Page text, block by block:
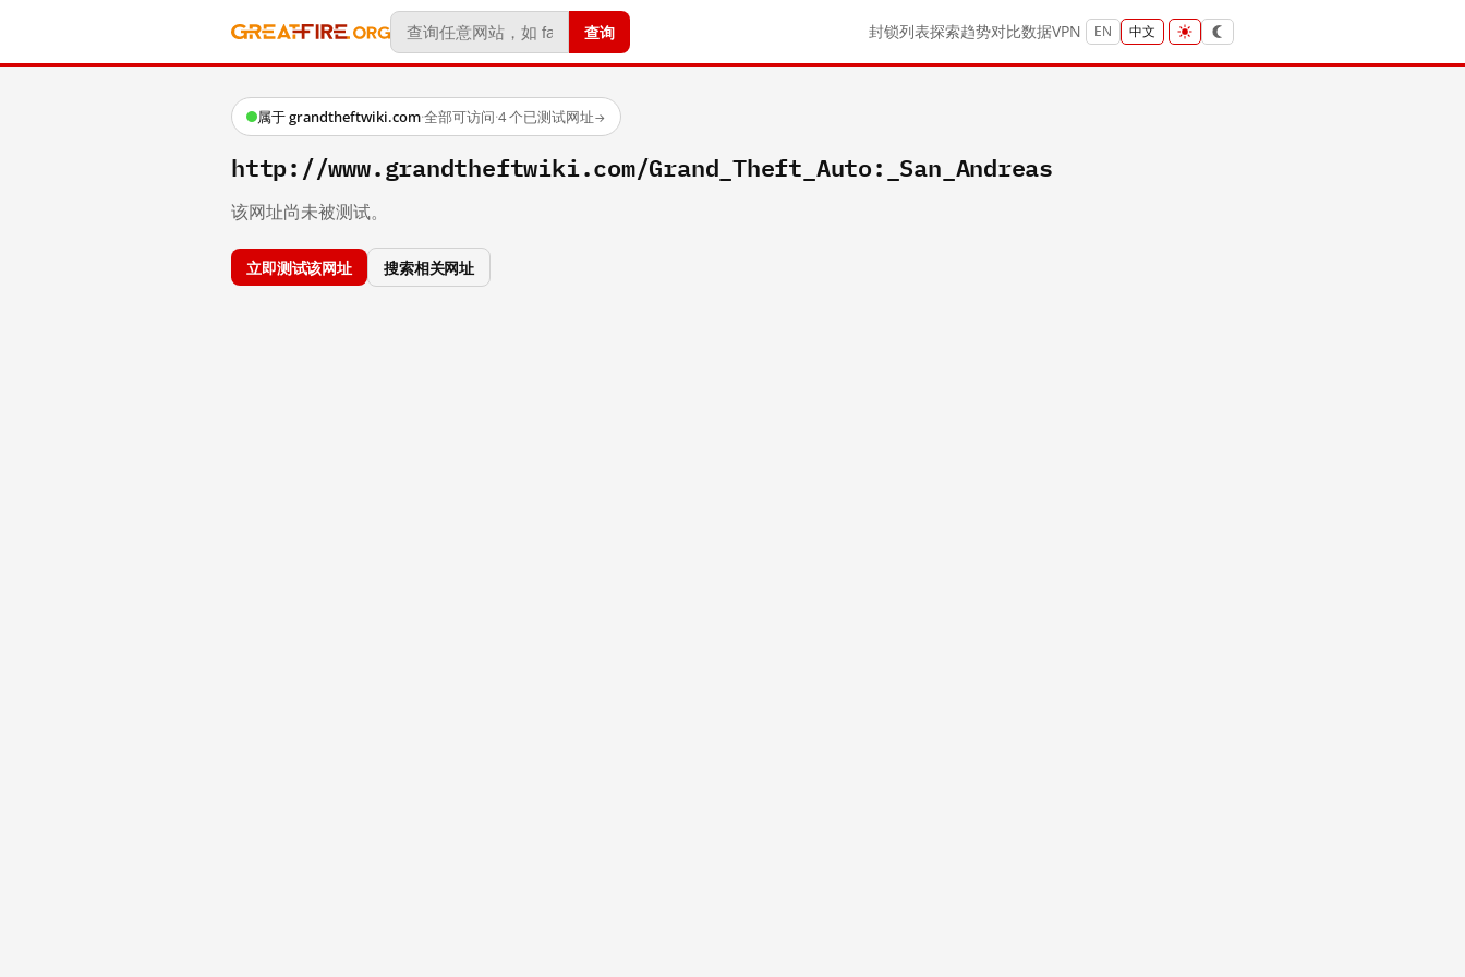
查询 封锁列表探索趋势对比数据VPN EN 中文
属于 grandtheftwiki.com·全部可访问·4 个已测试网址→
http://www.grandtheftwiki.com/Grand_Theft_Auto:_San_Andreas
该网址尚未被测试。
立即测试该网址 搜索相关网址